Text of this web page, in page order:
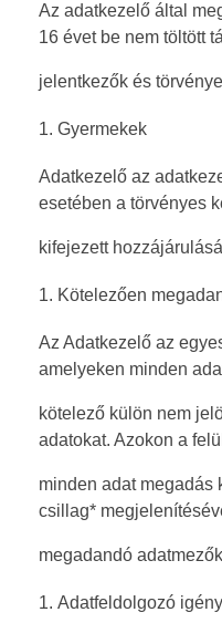
Az adatkezelő által
16 évet be nem töltött
jelentkezők és
Gyermekek
Adatkezelő az
esetében a törvényes
kifejezett
Kötelezően
Az Adatkezelő az
amelyeken minden
kötelező külön nem
adatokat. Azokon a
minden adat megadás
csillag*
megadandó
Adatfeldolgozó